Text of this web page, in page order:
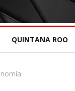
QUINTANA ROO